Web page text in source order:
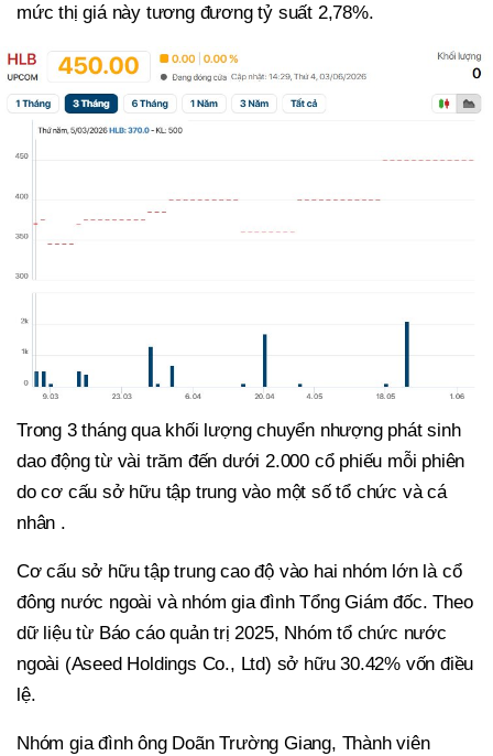
mức thị giá này tương đương tỷ suất 2,78%.
Trong 3 tháng qua khối lượng chuyển nhượng phát sinh
dao động từ vài trăm đến dưới 2.000 cổ phiếu mỗi phiên
do cơ cấu sở hữu tập trung vào một số tổ chức và cá
nhân .
Cơ cấu sở hữu tập trung cao độ vào hai nhóm lớn là cổ
đông nước ngoài và nhóm gia đình Tổng Giám đốc. Theo
dữ liệu từ Báo cáo quản trị 2025, Nhóm tổ chức nước
ngoài (Aseed Holdings Co., Ltd) sở hữu 30.42% vốn điều
lệ.
Nhóm gia đình ông Doãn Trường Giang, Thành viên